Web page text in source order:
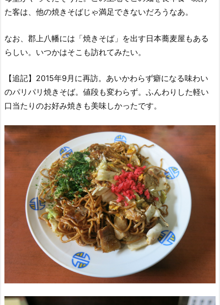
た客は、他の焼きそばじゃ満足できないだろうなあ。
なお、郡上八幡には「焼きそば」を出す日本蕎麦屋もある
らしい。いつかはそこも訪れてみたい。
【追記】2015年9月に再訪。あいかわらず癖になる味わい
のパリパリ焼きそば。値段も変わらず。ふんわりした軽い
口当たりのお好み焼きも美味しかったです。